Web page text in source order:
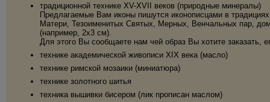
традиционной технике XV-XVII веков (природные минералы)
Предлагаемые Вам иконы пишутся иконописцами в
Матери, Тезоименитых Святых, Мерных, Венчальных пар,
(например, 2х3 см).
Для этого Вы сообщаете нам чей образ Вы хотите заказать,
технике академической живописи XIX века (масло)
технике римской мозаики (миниатюра)
технике золотного шитья
техника вышивки бисером (лик прописан маслом)